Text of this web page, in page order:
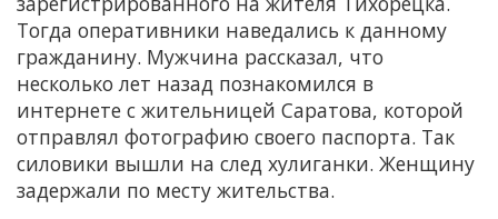
Тогда оперативники наведались к данному
гражданину. Мужчина рассказал, что
несколько лет назад познакомился в
интернете с жительницей Саратова, которой
отправлял фотографию своего паспорта. Так
силовики вышли на след хулиганки. Женщину
задержали по месту жительства.